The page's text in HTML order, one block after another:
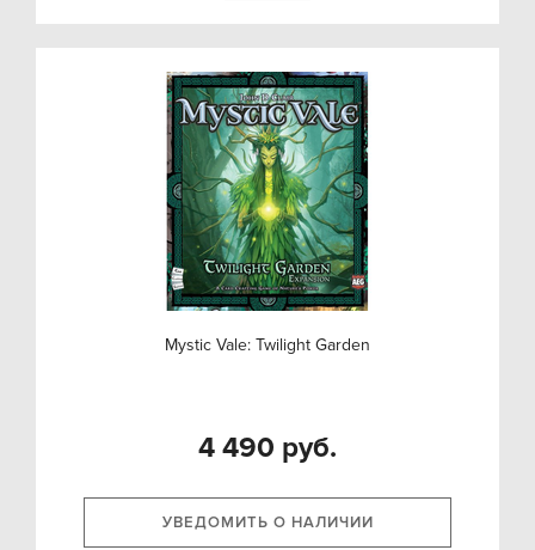
Mystic Vale: Twilight Garden
4 490 руб.
УВЕДОМИТЬ О НАЛИЧИИ